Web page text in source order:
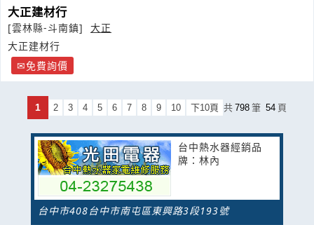
大正建材行
[雲林縣-斗南鎮]
大正
大正建材行
免費詢價
1 2 3 4 5 6 7 8 9 10 下10頁 共 798 筆 54 頁
台中熱水器經銷品
牌：林內
台中市408台中市南屯區東興路3段193號